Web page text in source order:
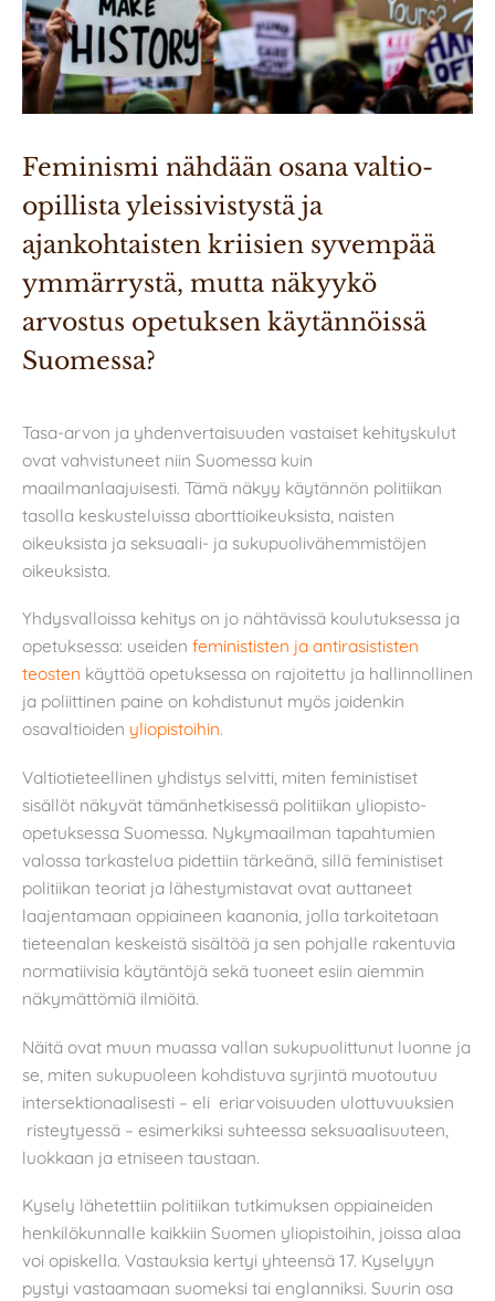
Feminismi nähdään osana valtio-
opillista yleissivistystä ja
ajankohtaisten kriisien syvempää
ymmärrystä, mutta näkyykö
arvostus opetuksen käytännöissä
Suomessa?
Tasa-arvon ja yhdenvertaisuuden vastaiset kehityskulut
ovat vahvistuneet niin Suomessa kuin
maailmanlaajuisesti. Tämä näkyy käytännön politiikan
tasolla keskusteluissa aborttioikeuksista, naisten
oikeuksista ja seksuaali- ja sukupuolivähemmistöjen
oikeuksista.
Yhdysvalloissa kehitys on jo nähtävissä koulutuksessa ja
opetuksessa: useiden feminististen ja antirasististen
teosten käyttöä opetuksessa on rajoitettu ja hallinnollinen
ja poliittinen paine on kohdistunut myös joidenkin
osavaltioiden yliopistoihin.
Valtiotieteellinen yhdistys selvitti, miten feministiset
sisällöt näkyvät tämänhetkisessä politiikan yliopisto-
opetuksessa Suomessa. Nykymaailman tapahtumien
valossa tarkastelua pidettiin tärkeänä, sillä feministiset
politiikan teoriat ja lähestymistavat ovat auttaneet
laajentamaan oppiaineen kaanonia, jolla tarkoitetaan
tieteenalan keskeistä sisältöä ja sen pohjalle rakentuvia
normatiivisia käytäntöjä sekä tuoneet esiin aiemmin
näkymättömiä ilmiöitä.
Näitä ovat muun muassa vallan sukupuolittunut luonne ja
se, miten sukupuoleen kohdistuva syrjintä muotoutuu
intersektionaalisesti – eli eriarvoisuuden ulottuvuuksien
risteytyessä – esimerkiksi suhteessa seksuaalisuuteen,
luokkaan ja etniseen taustaan.
Kysely lähetettiin politiikan tutkimuksen oppiaineiden
henkilökunnalle kaikkiin Suomen yliopistoihin, joissa alaa
voi opiskella. Vastauksia kertyi yhteensä 17. Kyselyyn
pystyi vastaamaan suomeksi tai englanniksi. Suurin osa